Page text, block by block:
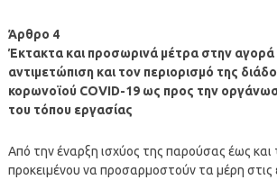
Άρθρο 4
Έκτακτα και προσωρινά μέτρα στην αγορά
αντιμετώπιση και τον περιορισμό της
κορωνοϊού COVID-19 ως προς την
του τόπου εργασίας
Από την έναρξη ισχύος της παρούσας έως και
προκειμένου να προσαρμοστούν τα μέρη στις